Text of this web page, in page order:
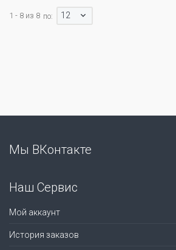
1 - 8 из 8 по: 12
Мы ВКонтакте
Наш Сервис
Мой аккаунт
История заказов